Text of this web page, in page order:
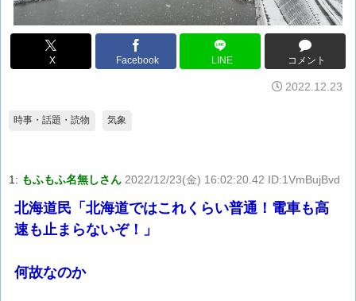
X Facebook LINE コメント
2022.12.23
時事・話題・読物 気象
1: もふもふ名無しさん 2022/12/23(金) 16:02:20.42 ID:1VmBujBvd
北海道民「北海道ではこれくらい普通！電車も高
速も止まらないぞ！」
何故なのか